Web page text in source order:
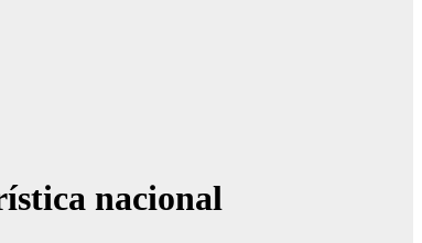
nacional